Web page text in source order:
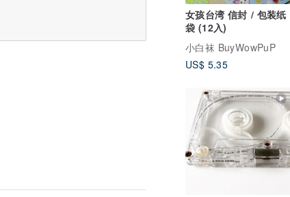
女孩台湾 信封 / 包装纸
袋 (12入)
小白袜 BuyWowPuP
US$ 5.35